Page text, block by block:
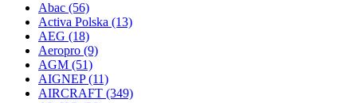
Abac (56)
Activa Polska (13)
AEG (18)
Aeropro (9)
AGM (51)
AIGNEP(11)
AIRCRAFT (349)